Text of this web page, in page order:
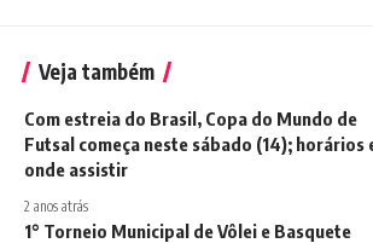
Veja também
Com estreia do Brasil, Copa do Mundo de
Futsal começa neste sábado (14); horários
onde assistir
2 anos atrás
1° Torneio Municipal de Vôlei e Basquete